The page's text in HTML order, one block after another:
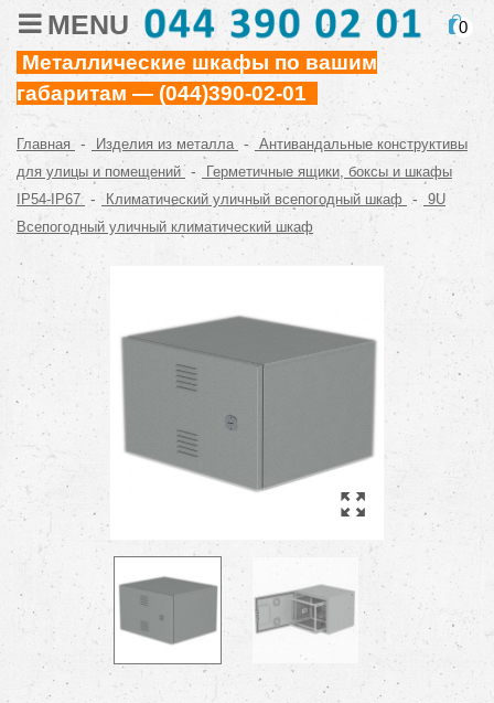
MENU 0
Металлические шкафы по вашим
габаритам — (044)390-02-01
Главная - Изделия из металла -
Антивандальные конструктивы
для улицы и помещений -
Герметичные ящики, боксы и шкафы
IP54-IP67 - Климатический уличный всепогодный шкаф -
9U
Всепогодный уличный климатический шкаф